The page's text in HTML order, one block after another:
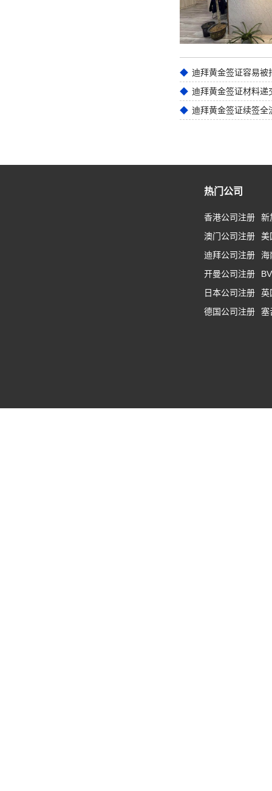
迪拜黄金签证材料递
迪拜黄金签证续签全
热门公司
香港公司注册
新
澳门公司注册
美
迪拜公司注册
海
开曼公司注册
日本公司注册
英
德国公司注册
塞